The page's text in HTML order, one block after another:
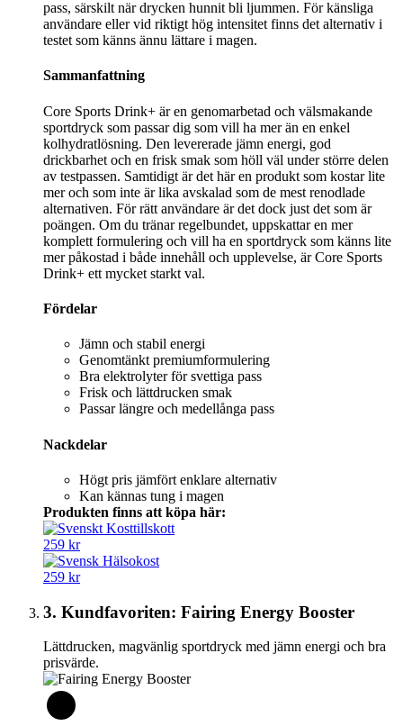
pass, särskilt när drycken hunnit bli ljummen. För känsliga
användare eller vid riktigt hög intensitet finns det alternativ i
testet som känns ännu lättare i magen.
Sammanfattning
Core Sports Drink+ är en genomarbetad och välsmakande
sportdryck som passar dig som vill ha mer än en enkel
kolhydratlösning. Den levererade jämn energi, god
drickbarhet och en frisk smak som höll väl under större delen
av testpassen. Samtidigt är det här en produkt som kostar lite
mer och som inte är lika avskalad som de mest renodlade
alternativen. För rätt användare är det dock just det som är
poängen. Om du tränar regelbundet, uppskattar en mer
komplett formulering och vill ha en sportdryck som känns lite
mer påkostad i både innehåll och upplevelse, är Core Sports
Drink+ ett mycket starkt val.
Fördelar
Jämn och stabil energi
Genomtänkt premiumformulering
Bra elektrolyter för svettiga pass
Frisk och lättdrucken smak
Passar längre och medellånga pass
Nackdelar
Högt pris jämfört enklare alternativ
Kan kännas tung i magen
Produkten finns att köpa här:
259 kr
259 kr
3. Kundfavoriten: Fairing Energy Booster
Lättdrucken, magvänlig sportdryck med jämn energi och bra
prisvärde.